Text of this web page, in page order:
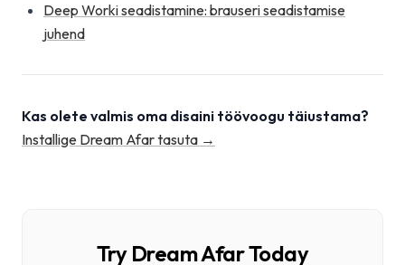
Deep Worki seadistamine: brauseri seadistamise
juhend
Kas olete valmis oma disaini töövoogu täiustama?
Installige Dream Afar tasuta →
Try Dream Afar Today